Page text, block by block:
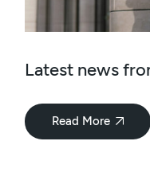
Latest news
Read More